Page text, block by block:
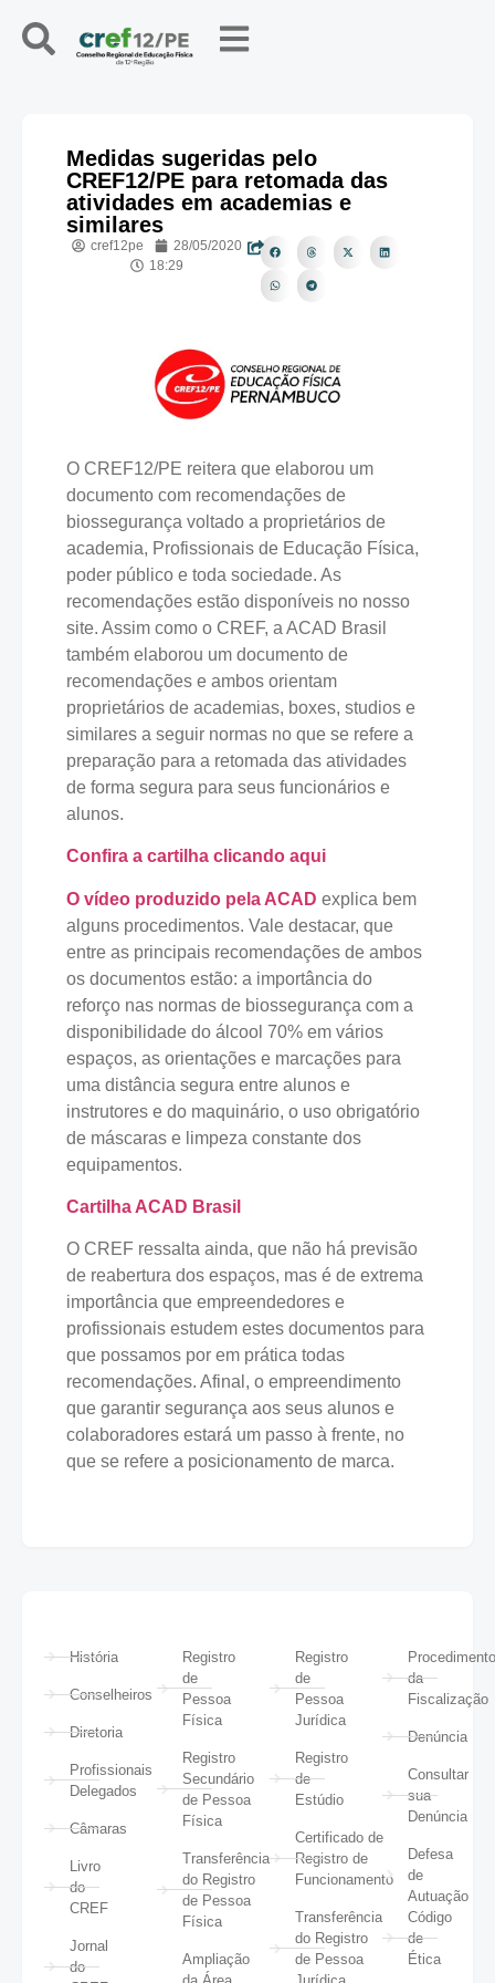
Medidas sugeridas pelo
CREF12/PE para retomada das
atividades em academias e
similares
cref12pe
28/05/2020
18:29
O CREF12/PE reitera que elaborou um
documento com recomendações de
biossegurança voltado a proprietários de
academia, Profissionais de Educação Física,
poder público e toda sociedade. As
recomendações estão disponíveis no nosso
site. Assim como o CREF, a ACAD Brasil
também elaborou um documento de
recomendações e ambos orientam
proprietários de academias, boxes, studios e
similares a seguir normas no que se refere a
preparação para a retomada das atividades
de forma segura para seus funcionários e
alunos.
Confira a cartilha clicando aqui
O vídeo produzido pela ACAD explica bem
alguns procedimentos. Vale destacar, que
entre as principais recomendações de ambos
os documentos estão: a importância do
reforço nas normas de biossegurança com a
disponibilidade do álcool 70% em vários
espaços, as orientações e marcações para
uma distância segura entre alunos e
instrutores e do maquinário, o uso obrigatório
de máscaras e limpeza constante dos
equipamentos.
Cartilha ACAD Brasil
O CREF ressalta ainda, que não há previsão
de reabertura dos espaços, mas é de extrema
importância que empreendedores e
profissionais estudem estes documentos para
que possamos por em prática todas
recomendações. Afinal, o empreendimento
que garantir segurança aos seus alunos e
colaboradores estará um passo à frente, no
que se refere a posicionamento de marca.
História
Conselheiros
Diretoria
Profissionais
Delegados
Câmaras
Livro
do
CREF
Jornal
do
Registro
de
Pessoa
Física
Registro
Secundário
de Pessoa
Física
Transferência
do Registro
de Pessoa
Física
Ampliação
Registro
de
Pessoa
Jurídica
Registro
de
Estúdio
Certificado de
Registro de
Funcionamento
Transferência
do Registro
de Pessoa
da
Fiscalização
Denúncia
Consultar
sua
Denúncia
Defesa
de
Autuação
Código
de
Ética